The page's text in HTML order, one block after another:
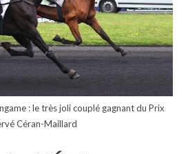
: le très joli couplé gagnant du Prix
Céran-Maillard